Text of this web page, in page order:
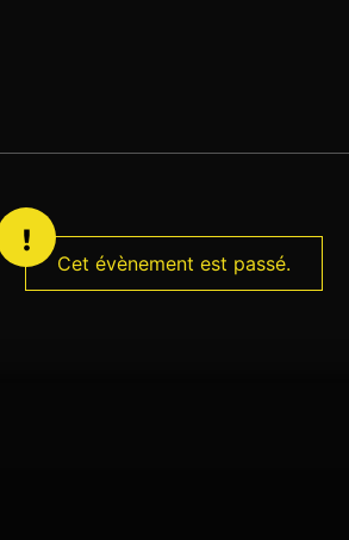
Cet évènement est passé.